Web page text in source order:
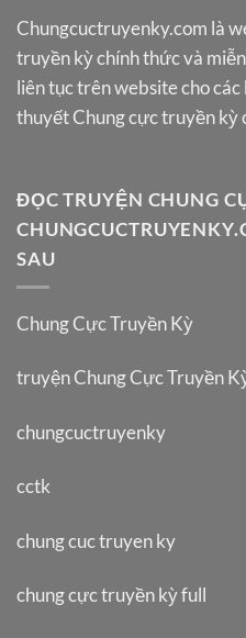
Chungcuctruyenky.com là
truyền kỳ chính thức và
liên tục trên website cho
thuyết Chung cực truyền kỳ
ĐỌC TRUYỆN CHUNG
SAU
Chung Cực Truyền Kỳ
truyện Chung Cực Truyền
chungcuctruyenky
cctk
chung cuc truyen ky
chung cực truyền kỳ full